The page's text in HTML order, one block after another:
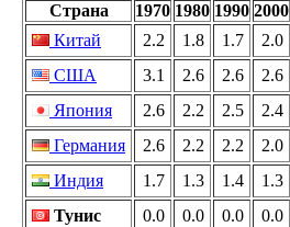
Страна
1970 1980 1990 2000
Китай
2.2 1.8 1.7 2.0
США
3.1 2.6 2.6 2.6
Япония
2.6 2.2 2.5 2.4
Германия
2.6 2.2 2.2 2.0
Индия
1.7 1.3 1.4 1.3
Тунис
0.0 0.0 0.0 0.0